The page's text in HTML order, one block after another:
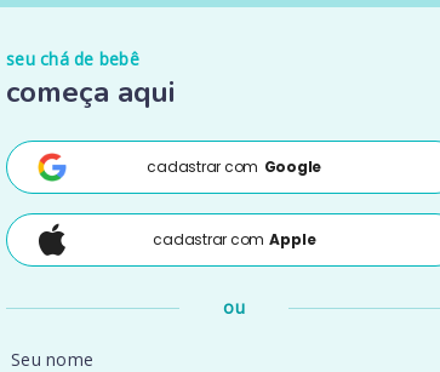
seu chá de bebê
começa aqui
cadastrar com Google
cadastrar com Apple
ou
Seu nome